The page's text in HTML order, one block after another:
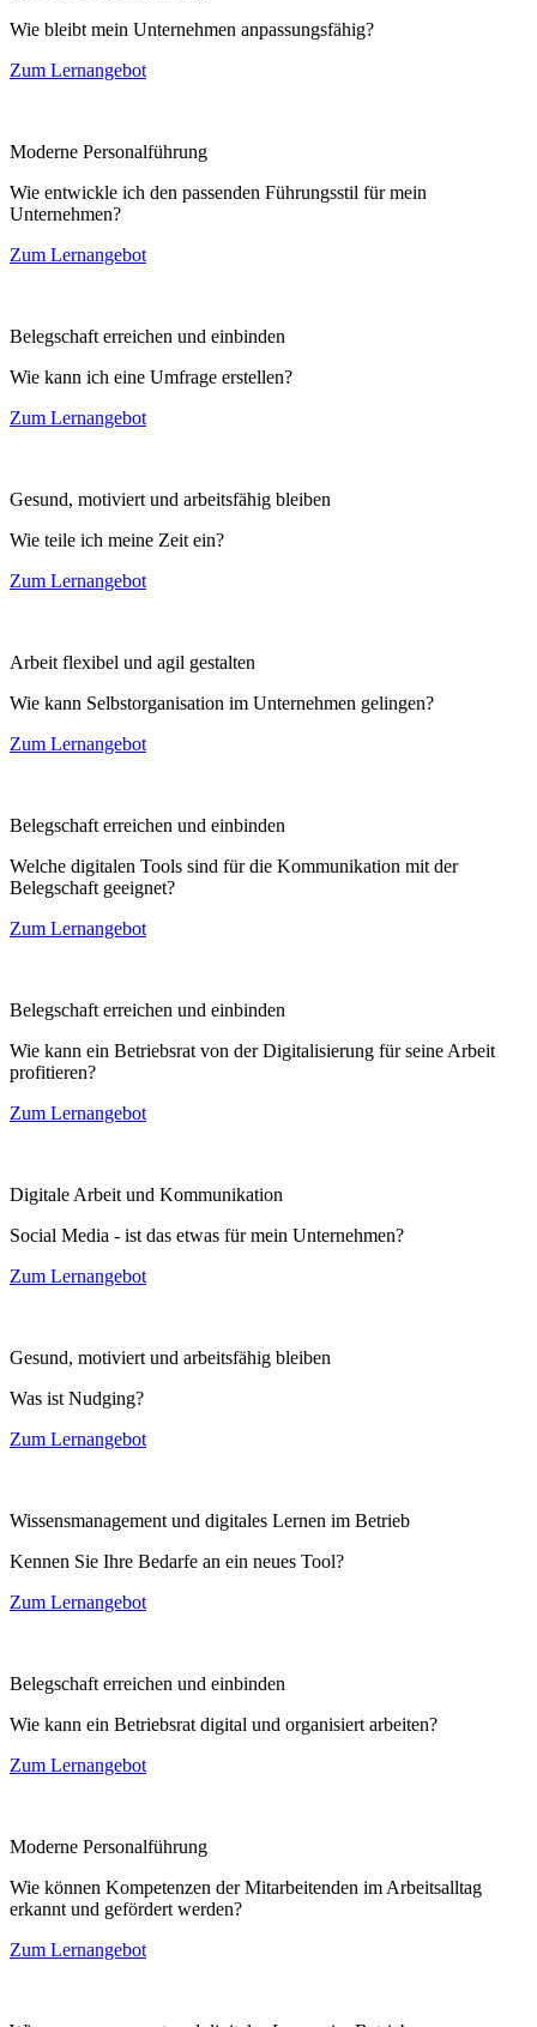
Wie bleibt mein Unternehmen anpassungsfähig?
Zum Lernangebot
Moderne Personalführung
Wie entwickle ich den passenden Führungsstil für mein
Unternehmen?
Zum Lernangebot
Belegschaft erreichen und einbinden
Wie kann ich eine Umfrage erstellen?
Zum Lernangebot
Gesund, motiviert und arbeitsfähig bleiben
Wie teile ich meine Zeit ein?
Zum Lernangebot
Arbeit flexibel und agil gestalten
Wie kann Selbstorganisation im Unternehmen gelingen?
Zum Lernangebot
Belegschaft erreichen und einbinden
Welche digitalen Tools sind für die Kommunikation mit der
Belegschaft geeignet?
Zum Lernangebot
Belegschaft erreichen und einbinden
Wie kann ein Betriebsrat von der Digitalisierung für seine Arbeit
profitieren?
Zum Lernangebot
Digitale Arbeit und Kommunikation
Social Media - ist das etwas für mein Unternehmen?
Zum Lernangebot
Gesund, motiviert und arbeitsfähig bleiben
Was ist Nudging?
Zum Lernangebot
Wissensmanagement und digitales Lernen im Betrieb
Kennen Sie Ihre Bedarfe an ein neues Tool?
Zum Lernangebot
Belegschaft erreichen und einbinden
Wie kann ein Betriebsrat digital und organisiert arbeiten?
Zum Lernangebot
Moderne Personalführung
Wie können Kompetenzen der Mitarbeitenden im Arbeitsalltag
erkannt und gefördert werden?
Zum Lernangebot